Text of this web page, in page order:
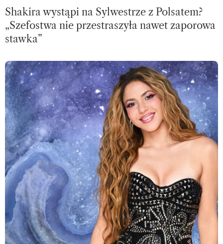
Shakira wystąpi na Sylwestrze z Polsatem?
„Szefostwa nie przestraszyła nawet zaporowa
stawka”